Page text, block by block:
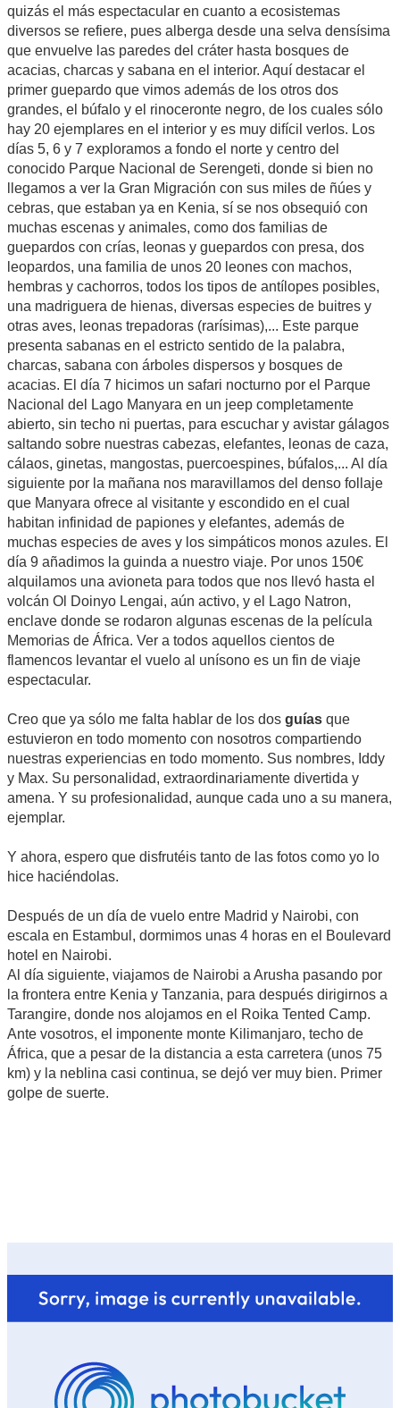
quizás el más espectacular en cuanto a ecosistemas
diversos se refiere, pues alberga desde una selva densísima
que envuelve las paredes del cráter hasta bosques de
acacias, charcas y sabana en el interior. Aquí destacar el
primer guepardo que vimos además de los otros dos
grandes, el búfalo y el rinoceronte negro, de los cuales sólo
hay 20 ejemplares en el interior y es muy difícil verlos. Los
días 5, 6 y 7 exploramos a fondo el norte y centro del
conocido Parque Nacional de Serengeti, donde si bien no
llegamos a ver la Gran Migración con sus miles de ñúes y
cebras, que estaban ya en Kenia, sí se nos obsequió con
muchas escenas y animales, como dos familias de
guepardos con crías, leonas y guepardos con presa, dos
leopardos, una familia de unos 20 leones con machos,
hembras y cachorros, todos los tipos de antílopes posibles,
una madriguera de hienas, diversas especies de buitres y
otras aves, leonas trepadoras (rarísimas),... Este parque
presenta sabanas en el estricto sentido de la palabra,
charcas, sabana con árboles dispersos y bosques de
acacias. El día 7 hicimos un safari nocturno por el Parque
Nacional del Lago Manyara en un jeep completamente
abierto, sin techo ni puertas, para escuchar y avistar gálagos
saltando sobre nuestras cabezas, elefantes, leonas de caza,
cálaos, ginetas, mangostas, puercoespines, búfalos,... Al día
siguiente por la mañana nos maravillamos del denso follaje
que Manyara ofrece al visitante y escondido en el cual
habitan infinidad de papiones y elefantes, además de
muchas especies de aves y los simpáticos monos azules. El
día 9 añadimos la guinda a nuestro viaje. Por unos 150€
alquilamos una avioneta para todos que nos llevó hasta el
volcán Ol Doinyo Lengai, aún activo, y el Lago Natron,
enclave donde se rodaron algunas escenas de la película
Memorias de África. Ver a todos aquellos cientos de
flamencos levantar el vuelo al unísono es un fin de viaje
espectacular.
Creo que ya sólo me falta hablar de los dos guías que
estuvieron en todo momento con nosotros compartiendo
nuestras experiencias en todo momento. Sus nombres, Iddy
y Max. Su personalidad, extraordinariamente divertida y
amena. Y su profesionalidad, aunque cada uno a su manera,
ejemplar.
Y ahora, espero que disfrutéis tanto de las fotos como yo lo
hice haciéndolas.
Después de un día de vuelo entre Madrid y Nairobi, con
escala en Estambul, dormimos unas 4 horas en el Boulevard
hotel en Nairobi.
Al día siguiente, viajamos de Nairobi a Arusha pasando por
la frontera entre Kenia y Tanzania, para después dirigirnos a
Tarangire, donde nos alojamos en el Roika Tented Camp.
Ante vosotros, el imponente monte Kilimanjaro, techo de
África, que a pesar de la distancia a esta carretera (unos 75
km) y la neblina casi continua, se dejó ver muy bien. Primer
golpe de suerte.